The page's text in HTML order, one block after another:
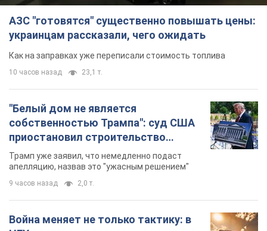
НГУ показали инженерные решения
против российских FPV-дронов.
Фото
Это "постапокалиптическая эстетика из мира
"Безумного Макса"
9 часов назад 7,6 т.